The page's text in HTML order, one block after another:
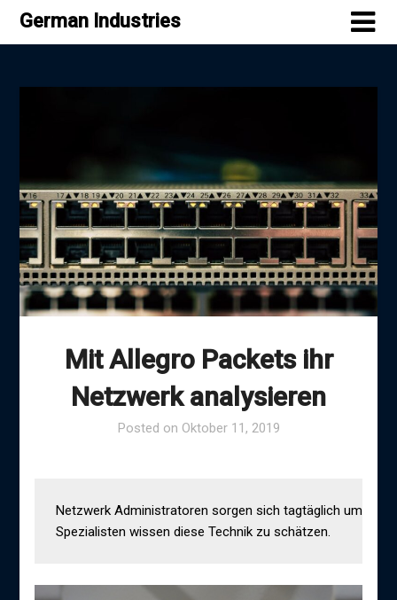
SkipGerman Industries
Mit Allegro Packets ihr
Netzwerk analysieren
Posted on Oktober 11, 2019
Netzwerk Administratoren sorgen sich tagtäglich um die
Spezialisten wissen diese Technik zu schätzen.